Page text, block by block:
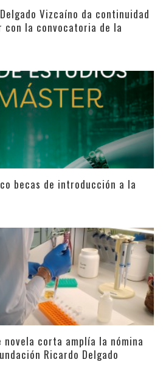
Vizcaíno da continuidad
con la convocatoria de la
becas de introducción a la
novela corta amplía la nómina
Ricardo Delgado